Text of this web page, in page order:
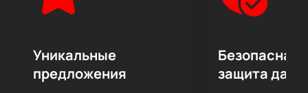
Уникальные
предложения
Безопасная
защита